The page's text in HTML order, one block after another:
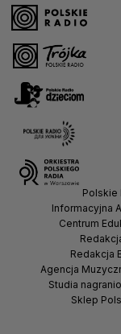
Polskie
Informacyjna
Centrum
Redakcja
Agencja
Studia
Sklep